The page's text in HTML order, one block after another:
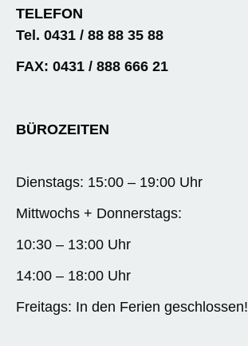
TELEFON
Tel. 0431 / 88 88 35 88
FAX: 0431 / 888 666 21
BÜROZEITEN
Dienstags: 15:00 – 19:00 Uhr
Mittwochs + Donnerstags:
10:30 – 13:00 Uhr
14:00 – 18:00 Uhr
Freitags: In den Ferien geschlossen!